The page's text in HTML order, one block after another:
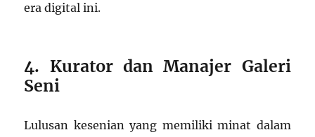
era digital ini.
4. Kurator dan Manajer Galeri
Seni
Lulusan kesenian yang memiliki minat dalam